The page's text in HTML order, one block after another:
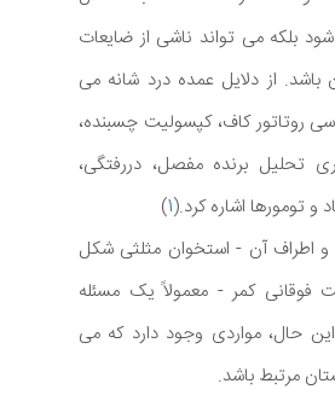
بلکه می تواند ناشی از ضایعات
باشد. از دلایل عمده درد شانه می
روتاتور کاف، کپسولیت چسبنده،
تحلیل برنده مفصل، دررفتگی،
تومورها اشاره کرد.(1
)
و اطراف آن - استخوان مثلثی شکل
کمر - معمولاً یک مسئله
حال، مواردی وجود دارد که می
مرتبط باشد.